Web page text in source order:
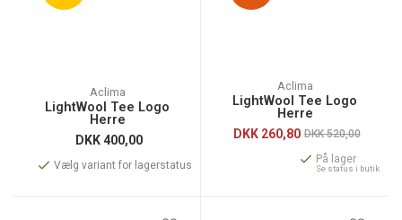
Aclima
LightWool Tee Logo
Herre
DKK400,00
Vælg variant for lagerstatus
Aclima
LightWool Tee Logo
Herre
DKK260,80 DKK 520,00
På lager
Se status i butik